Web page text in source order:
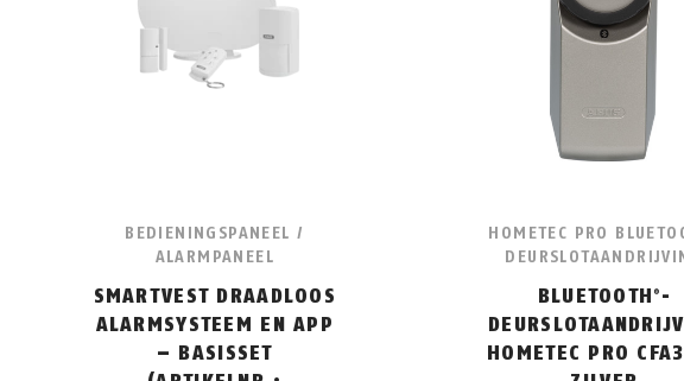
BEDIENINGSPANEEL /
ALARMPANEEL
SMARTVEST DRAADLOOS
ALARMSYSTEEM EN APP
– BASISSET
HOMETEC PRO
BLUETOOTH ® -
HOMETEC PRO